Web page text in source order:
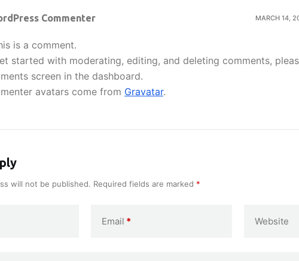
Commenter MARCH 14,
is a comment.
started with moderating, editing, and deleting comments,
screen in the dashboard.
avatars come from Gravatar.
will not be published. Required fields are marked *
Email * Website